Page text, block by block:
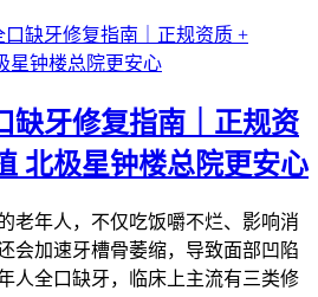
缺牙修复指南｜正规资
北极星钟楼总院更安心
老年人，不仅吃饭嚼不烂、影响消
会加速牙槽骨萎缩，导致面部凹陷
人全口缺牙，临床上主流有三类修